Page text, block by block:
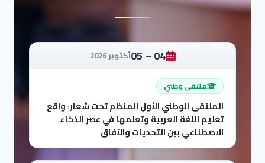
04 – 05 أكتوبر 2026
ملتقى وطني
الملتقى الوطني الأول المنظم تحت شعار: واقع
تعليم اللغة العربية وتعلمها في عصر الذكاء
الاصطناعي بين التحديات والآفاق